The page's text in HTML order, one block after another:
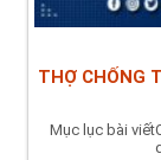
THỢ CHỐNG
Mục lục bài